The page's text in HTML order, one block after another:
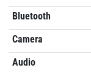
Bluetooth
Camera
Audio